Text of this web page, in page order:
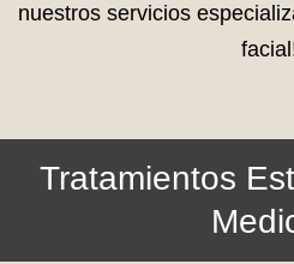
nuestros servicios
Tratamientos